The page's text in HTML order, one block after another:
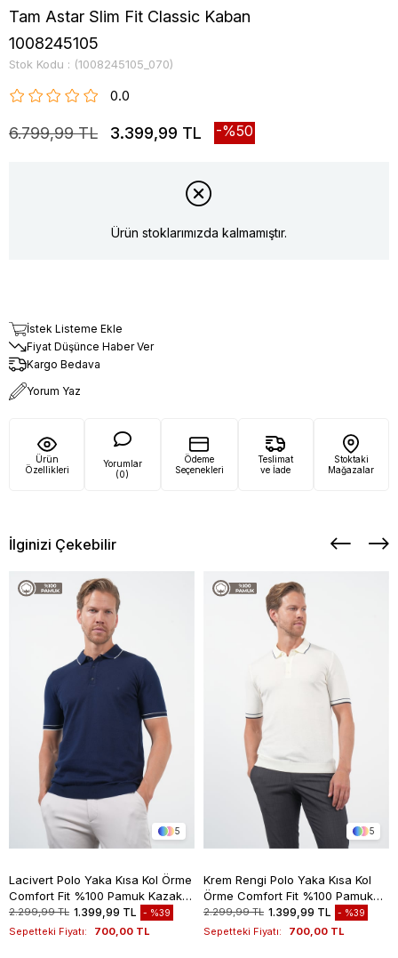
Tam Astar Slim Fit Classic Kaban
1008245105
Stok Kodu (1008245105_070)
0.0
6.799,99 TL 3.399,99 TL 50
Ürün stoklarımızda kalmamıştır.
İstek Listeme Ekle
Fiyat Düşünce Haber Ver
Kargo Bedava
Yorum Yaz
Ürün
Özellikleri
Yorumlar
(0)
Ödeme
Seçenekleri
Teslimat
ve İade
Stoktaki
Mağazalar
İlginizi Çekebilir
5
Lacivert Polo Yaka Kısa Kol Örme
Comfort Fit %100 Pamuk Kazak
1012260151
2.299,99 TL 1.399,99 TL %39
Sepetteki Fiyatı: 700,00 TL
5
Krem Rengi Polo Yaka Kısa Kol
Örme Comfort Fit %100 Pamuk
Kazak 1012260151
2.299,99 TL 1.399,99 TL %39
Sepetteki Fiyatı: 700,00 TL